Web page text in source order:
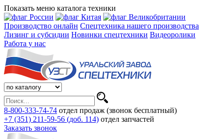
Показать меню каталога техники
Производство онлайн Спецтехника нашего производства
Лизинг и субсидии Новинки спецтехники Видеоролики
Работа у нас
8-800-333-74-74 отдел продаж (звонок бесплатный)
+7 (351) 211-59-56 (доб. 114) отдел запчастей
Заказать звонок